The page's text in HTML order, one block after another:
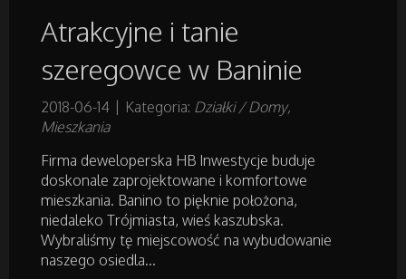
Książki, Czasopisma
Handel Online
Dla Dzieci
Meble
Atrakcyjne i tanie
szeregowce w Baninie
2018-06-14 Kategoria: Działki / Domy,
Mieszkania
Firma deweloperska HB Inwestycje buduje
doskonale zaprojektowane i komfortowe
mieszkania. Banino to pięknie położona,
niedaleko Trójmiasta, wieś kaszubska.
Wybraliśmy tę miejscowość na wybudowanie
naszego osiedla...